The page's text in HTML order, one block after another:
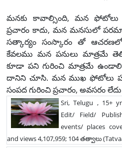
మనకు కావాల్సింది, మన
ప్రచారం కాదు, మన మనసులో
సత్కార్యం సంస్కారం తో
కేవలము మన పనులు మాత్రమే
కూడా పని గురించి మాత్రమే
దానిని చూసి. మన ముఖ ఫోటోలు
సంపద గురించి ప్రచారం, అవసరం
Sri, Telugu , 15+
Edit/ Field/
events/ places
and views 4,107,959; 104 తత్వాలు